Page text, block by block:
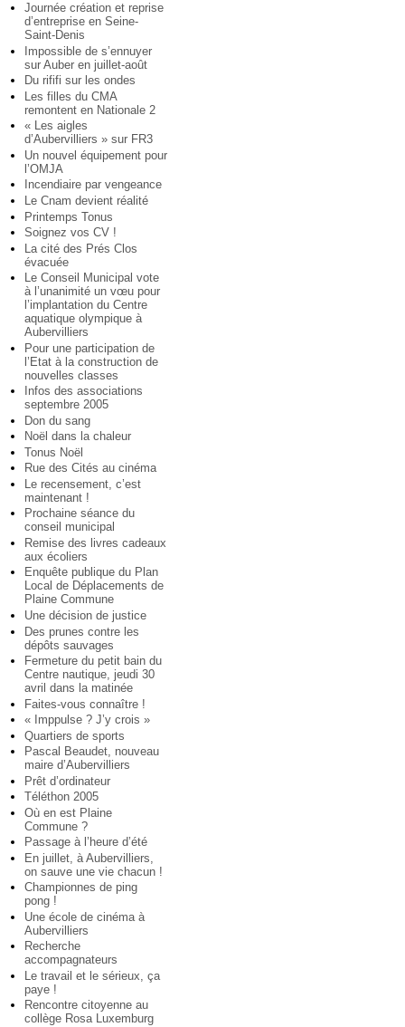
Journée création et reprise
d’entreprise en Seine-
Saint-Denis
Impossible de s’ennuyer
sur Auber en juillet-août
Du rififi sur les ondes
Les filles du CMA
remontent en Nationale 2
« Les aigles
d’Aubervilliers » sur FR3
Un nouvel équipement pour
l’OMJA
Incendiaire par vengeance
Le Cnam devient réalité
Printemps Tonus
Soignez vos CV !
La cité des Prés Clos
évacuée
Le Conseil Municipal vote
à l’unanimité un vœu pour
l’implantation du Centre
aquatique olympique à
Aubervilliers
Pour une participation de
l’Etat à la construction de
nouvelles classes
Infos des associations
septembre 2005
Don du sang
Noël dans la chaleur
Tonus Noël
Rue des Cités au cinéma
Le recensement, c’est
maintenant !
Prochaine séance du
conseil municipal
Remise des livres cadeaux
aux écoliers
Enquête publique du Plan
Local de Déplacements de
Plaine Commune
Une décision de justice
Des prunes contre les
dépôts sauvages
Fermeture du petit bain du
Centre nautique, jeudi 30
avril dans la matinée
Faites-vous connaître !
« Imppulse ? J’y crois »
Quartiers de sports
Pascal Beaudet, nouveau
maire d’Aubervilliers
Prêt d’ordinateur
Téléthon 2005
Où en est Plaine
Commune ?
Passage à l’heure d’été
En juillet, à Aubervilliers,
on sauve une vie chacun !
Championnes de ping
pong !
Une école de cinéma à
Aubervilliers
Recherche
accompagnateurs
Le travail et le sérieux, ça
paye !
Rencontre citoyenne au
collège Rosa Luxemburg